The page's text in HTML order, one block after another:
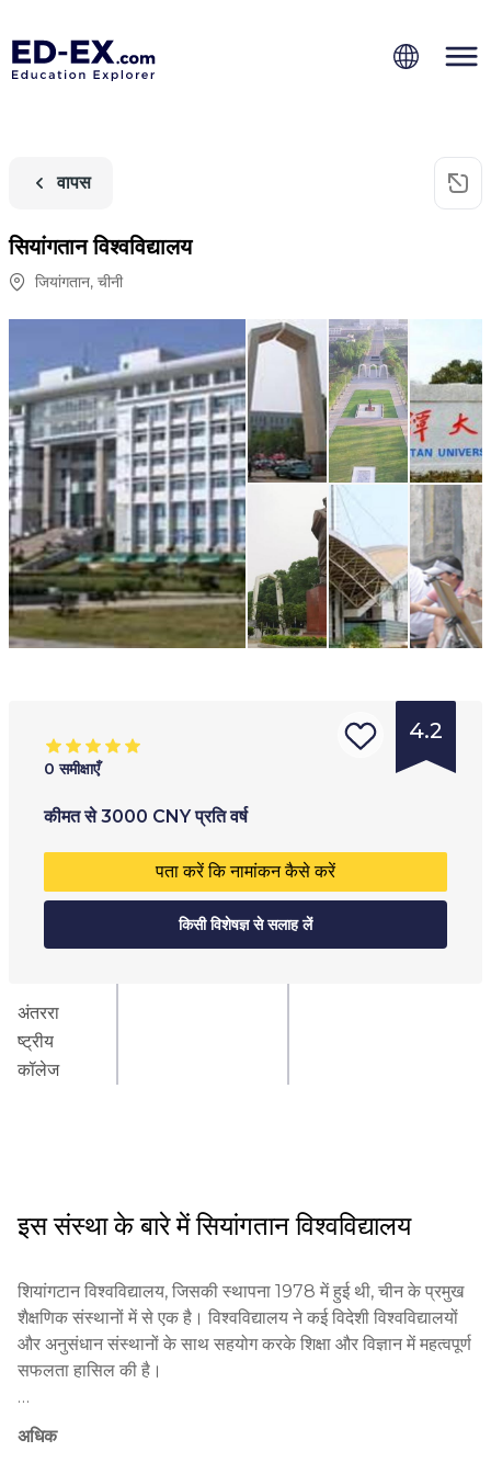
वापस
सियांगतान विश्वविद्यालय
जियांगतान, चीनी
4.2
0 समीक्षाएँ
कीमत से 3000 CNY प्रति वर्ष
पता करें कि नामांकन कैसे करें
किसी विशेषज्ञ से सलाह लें
संस्था
विश्ववि
अंतररा
ष्ट्रीय
कॉलेज
आयु सीमा:
18+
पूर्णकालिक
अंशकालिक
इस संस्था के बारे में सियांगतान विश्वविद्यालय
शियांगटान विश्वविद्यालय, जिसकी स्थापना 1978 में हुई थी, चीन के प्रमुख
शैक्षणिक संस्थानों में से एक है। विश्वविद्यालय ने कई विदेशी विश्वविद्यालयों
और अनुसंधान संस्थानों के साथ सहयोग करके शिक्षा और विज्ञान में महत्वपूर्ण
सफलता हासिल की है।
यह विश्वविद्यालय नवोन्मेषी शिक्षण विधियों का उपयोग करता है और सीखने में
महत्वपूर्ण सोच और रचनात्मक दृष्टिकोण के विकास पर जोर देता है।
अधिक